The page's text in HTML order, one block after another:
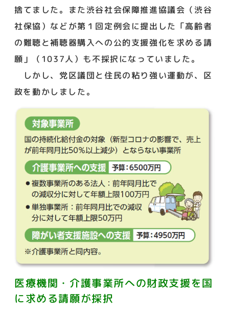
捨てました。また渋谷社会保障推進協議会（渋谷
社保協）などが第１回定例会に提出した「高齢者
の難聴と補聴器購入への公的支援強化を求める請
願」（1037人）も不採択になっていました。
しかし、党区議団と住民の粘り強い運動が、区
政を動かしました。
医療機関・介護事業所への財政支援を国
に求める請願が採択